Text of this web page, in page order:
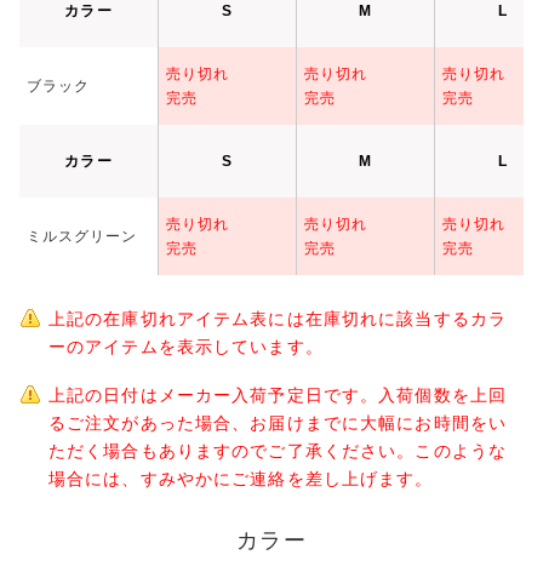
カラー S M L
ブラック
売り切れ
完売
売り切れ
完売
売り切れ
完売
カラー S M L
ミルスグリーン
売り切れ
完売
売り切れ
完売
売り切れ
完売
上記の在庫切れアイテム表には在庫切れに該当するカラ
ーのアイテムを表示しています。
上記の日付はメーカー入荷予定日です。入荷個数を上回
るご注文があった場合、お届けまでに大幅にお時間をい
ただく場合もありますのでご了承ください。このような
場合には、すみやかにご連絡を差し上げます。
カラー